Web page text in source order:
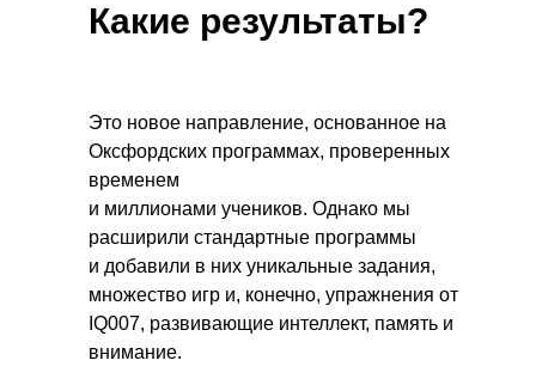
Какие результаты?
Это новое направление, основанное на
Оксфордских программах, проверенных
временем
и миллионами учеников. Однако мы
расширили стандартные программы
и добавили в них уникальные задания,
множество игр и, конечно, упражнения от
IQ007, развивающие интеллект, память и
внимание.